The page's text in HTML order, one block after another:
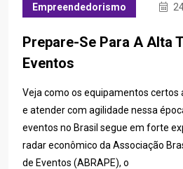
Empreendedorismo
Prepare-Se Para A Alta
Eventos
Veja como os equipamentos certos
e atender com agilidade nessa
eventos no Brasil segue em forte
radar econômico da Associação
de Eventos (ABRAPE), o